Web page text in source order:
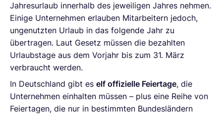
Jahresurlaub innerhalb des jeweiligen Jahres nehmen.
Einige Unternehmen erlauben Mitarbeitern jedoch,
ungenutzten Urlaub in das folgende Jahr zu
übertragen. Laut Gesetz müssen die bezahlten
Urlaubstage aus dem Vorjahr bis zum 31. März
verbraucht werden.
In Deutschland gibt es elf offizielle Feiertage, die
Unternehmen einhalten müssen – plus eine Reihe von
Feiertagen, die nur in bestimmten Bundesländern